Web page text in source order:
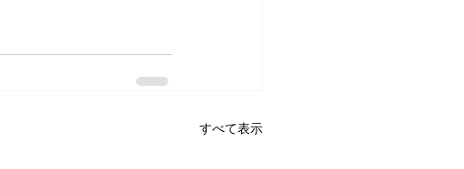
すべて表示